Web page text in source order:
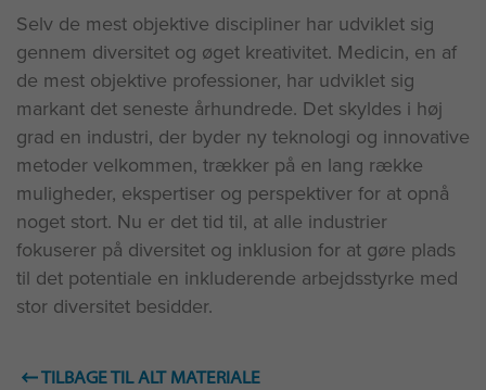
Selv de mest objektive discipliner har udviklet sig
gennem diversitet og øget kreativitet. Medicin, en af
de mest objektive professioner, har udviklet sig
markant det seneste århundrede. Det skyldes i høj
grad en industri, der byder ny teknologi og innovative
metoder velkommen, trækker på en lang række
muligheder, ekspertiser og perspektiver for at opnå
noget stort. Nu er det tid til, at alle industrier
fokuserer på diversitet og inklusion for at gøre plads
til det potentiale en inkluderende arbejdsstyrke med
stor diversitet besidder.
TILBAGE TIL ALT MATERIALE